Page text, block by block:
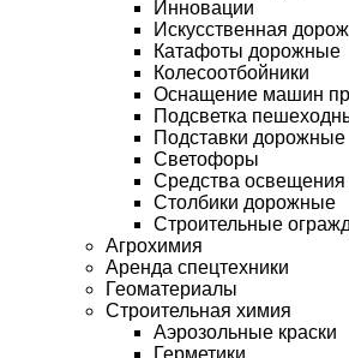
Инновации
Искусственная
Катафоты дорожные
Колесоотбойники
Оснащение машин
Подсветка
Подставки дорожные
Светофоры
Средства освещения
Столбики дорожные
Строительные
Агрохимия
Аренда спецтехники
Геоматериалы
Строительная химия
Аэрозольные краски
Герметики